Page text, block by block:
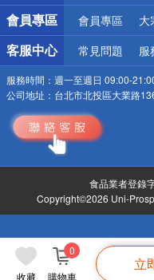
收藏 購物車
0
立
會員專區 會員專區 大
客服中心 常見問題 服
服務時間： 週一至週日 09:00-
公司地址： 台北市北投區大業路
食品業者登錄
Copyright©2026 Uni-